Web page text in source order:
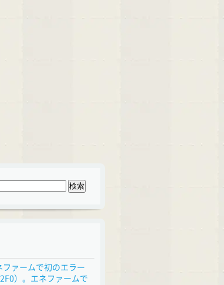
ファームで初のエラー
）。エネファームで